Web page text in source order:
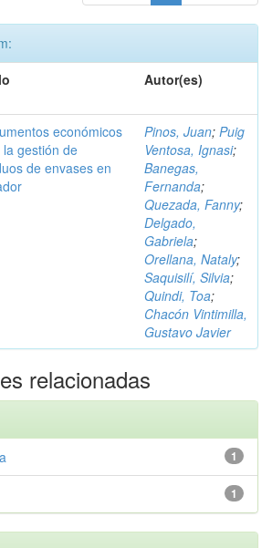
Autor(es)
económicos
gestión de
de envases en
Pinos, Juan; Puig
Ventosa, Ignasi;
Banegas,
Fernanda;
Quezada, Fanny;
Delgado,
Gabriela;
Orellana, Nataly;
Saquisilí, Silvia;
Quindi, Toa;
Chacón Vintimilla,
Gustavo Javier
relacionadas
1
1